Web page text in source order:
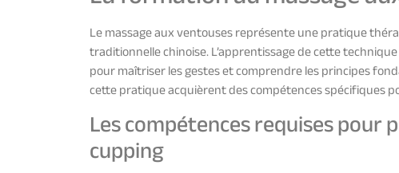
Le massage aux ventouses représente une pratique
traditionnelle chinoise. L’apprentissage de cette
pour maîtriser les gestes et comprendre les principes
cette pratique acquièrent des compétences spécifiques
Les compétences requises pour
cupping